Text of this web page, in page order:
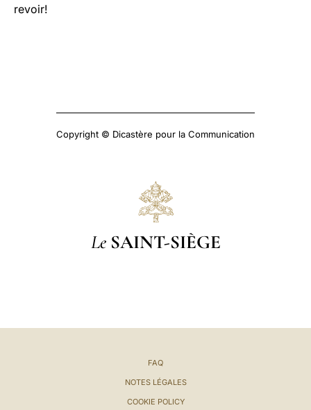
revoir!
Copyright © Dicastère pour la Communication
Le SAINT-SIÈGE
FAQ
NOTES LÉGALES
COOKIE POLICY